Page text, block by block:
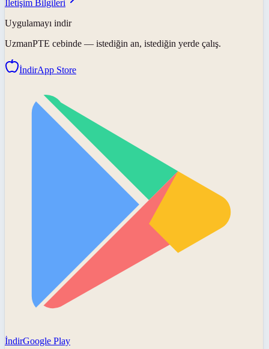
İletişim Bilgileri
Uygulamayı indir
UzmanPTE cebinde — istediğin an, istediğin yerde çalış.
İndirApp Store
İndirGoogle Play